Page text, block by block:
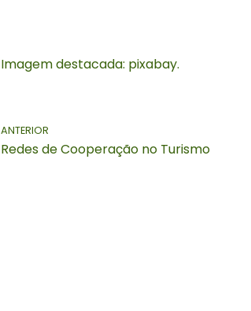
Imagem destacada: pixabay.
ANTERIOR
Redes de Cooperação no Turismo